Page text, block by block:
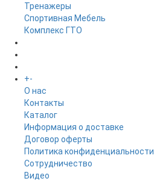
Тренажеры
Спортивная Мебель
Комплекс ГТО
+-
O нас
Контакты
Каталог
Информация о доставке
Договор оферты
Политика конфиденциальности
Сотрудничество
Видео